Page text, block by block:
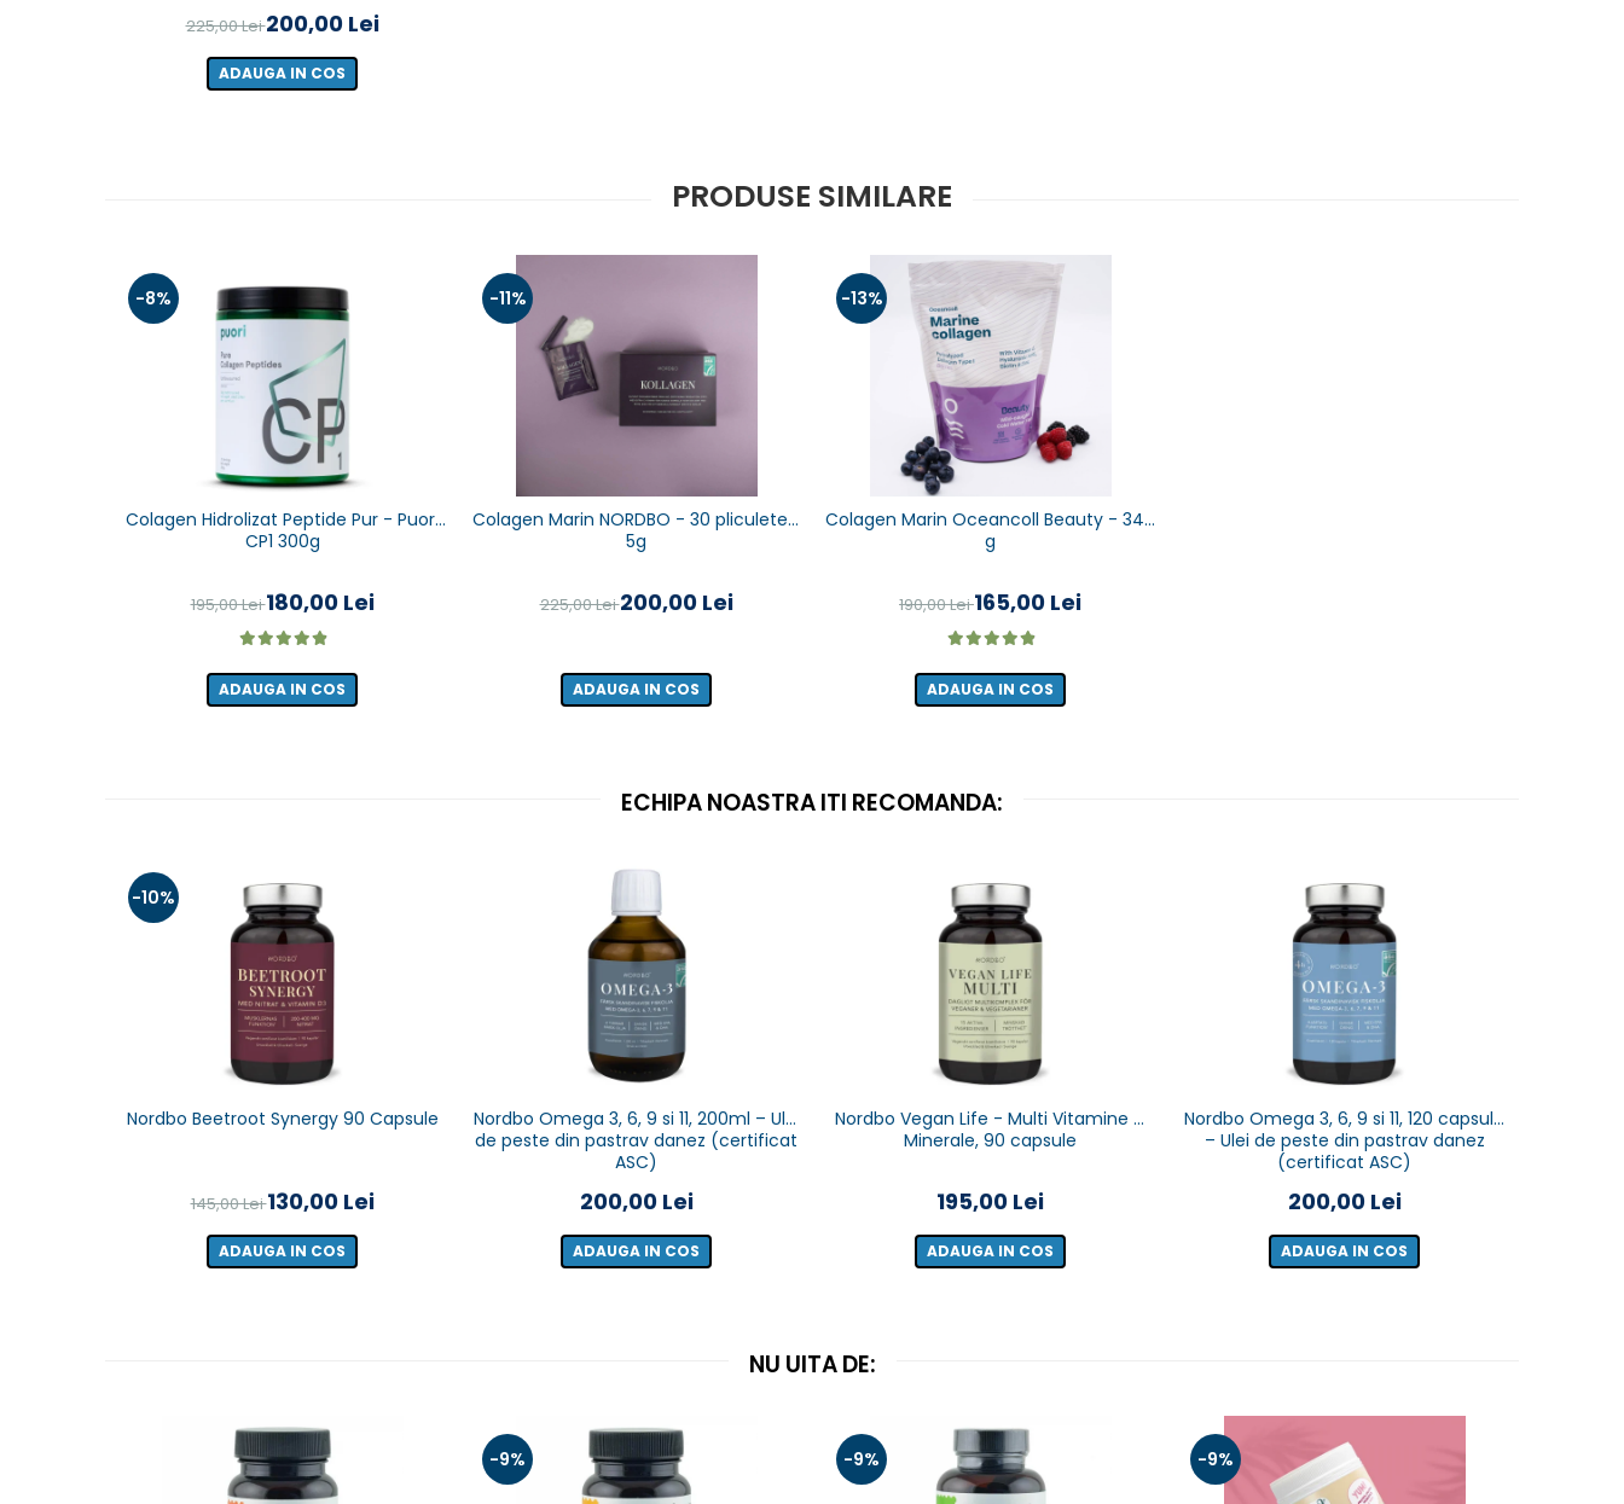
225,00 Lei200,00 Lei
ADAUGA IN COS
PRODUSE SIMILARE
-8%
Colagen Hidrolizat Peptide Pur - Puori
CP1 300g
195,00 Lei180,00 Lei
ADAUGA IN COS
-11%
Colagen Marin NORDBO - 30 pliculete x
5g
225,00 Lei200,00 Lei
ADAUGA IN COS
-13%
Colagen Marin Oceancoll Beauty - 348
g
190,00 Lei165,00 Lei
ADAUGA IN COS
ECHIPA NOASTRA ITI RECOMANDA:
-10%
Nordbo Beetroot Synergy 90 Capsule
145,00 Lei130,00 Lei
ADAUGA IN COS
Nordbo Omega 3, 6, 9 si 11, 200ml – Ulei
de peste din pastrav danez (certificat
ASC)
200,00 Lei
ADAUGA IN COS
Nordbo Vegan Life - Multi Vitamine &
Minerale, 90 capsule
195,00 Lei
ADAUGA IN COS
Nordbo Omega 3, 6, 9 si 11, 120 capsule
– Ulei de peste din pastrav danez
(certificat ASC)
200,00 Lei
ADAUGA IN COS
NU UITA DE:
-9% -9% -9%